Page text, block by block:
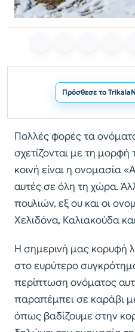
Πρόσθεσε το
Πολλές φορές τα
σχετίζονται με τη
κοινή είναι η ονομασία
αυτές σε όλη τη χώρα.
πουλιών, εξ ου και οι
Χελιδόνα, Καλιακούδα
Η σημερινή μας κορυφή
στο ευρύτερο
περίπτωση ονόματος
παραπέμπει σε καράβι
όπως βαδίζουμε στην